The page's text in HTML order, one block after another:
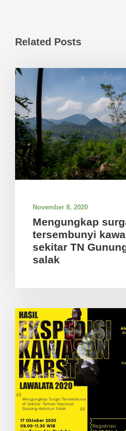
Related Posts
November 8, 2020
Mengungkap
tersembunyi
sekitar TN
salak